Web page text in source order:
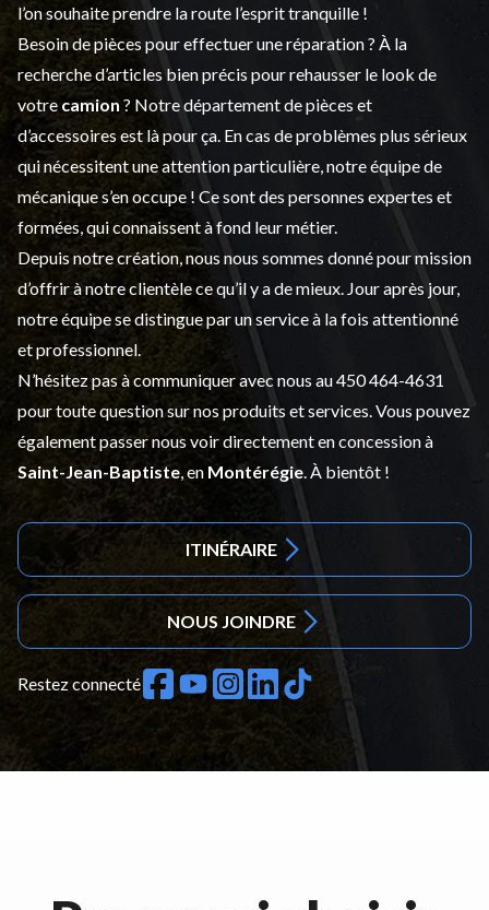
l’on souhaite prendre la route l’esprit tranquille !
Besoin de pièces pour effectuer une réparation ? À la
recherche d’articles bien précis pour rehausser le look de
votre camion ? Notre département depièces et
d’accessoiresest là pour ça. En cas de problèmes plus sérieux
qui nécessitent une attention particulière, notre équipe de
mécanique s’en occupe ! Ce sont des personnes expertes et
formées, qui connaissent à fond leur métier.
Depuis notre création, nous nous sommes donné pour mission
d’offrir à notre clientèle ce qu’il y a de mieux. Jour après jour,
notre équipe se distingue par un service à la fois attentionné
et professionnel.
N’hésitez pas à communiquer avec nous au450 464-4631
pour toute question sur nos produits et services. Vous pouvez
également passer nous voir directement en concession à
Saint-Jean-Baptiste , en Montérégie . À bientôt !
ITINÉRAIRE
NOUS JOINDRE
Restez connecté